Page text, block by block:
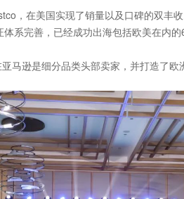
，在美国实现了销量以及口碑的双丰
系完善，已经成功出海包括欧美在内
马逊是细分品类头部卖家，并打造了